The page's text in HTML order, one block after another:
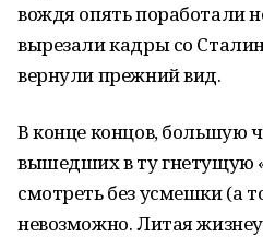
вождя опять поработали
вырезали кадры со
вернули прежний вид.
В конце концов, большую
вышедших в ту гнетущую
смотреть без усмешки (а
невозможно. Литая